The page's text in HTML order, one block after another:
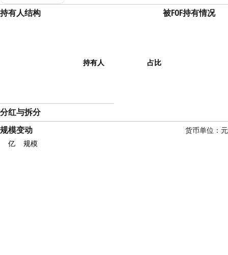
持有人结构
持有人 占比
被FOF持有情况
分红与拆分
规模变动
货币单位：元
亿
规模